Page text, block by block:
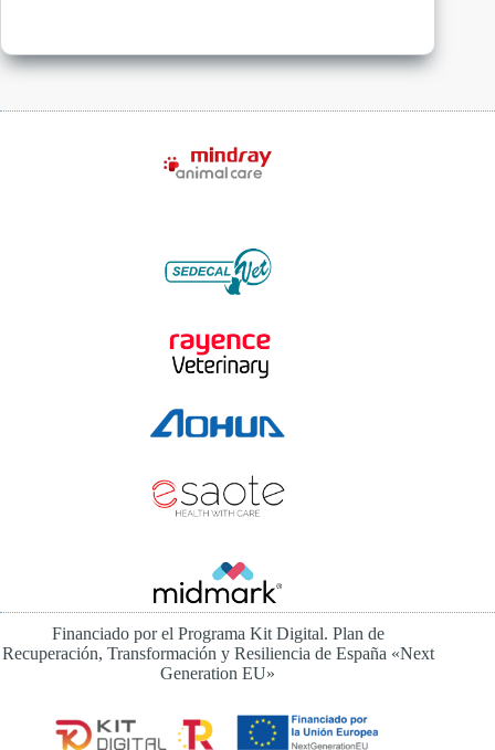
Financiado por el Programa Kit Digital. Plan de
Recuperación, Transformación y Resiliencia de España «Next
Generation EU»